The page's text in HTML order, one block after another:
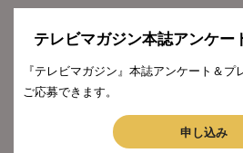
テレビマガジン本誌アンケー
『テレビマガジン』本誌アンケート＆
ご応募できます。
申し込み